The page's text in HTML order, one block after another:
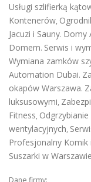
Usługi szlifierką
Kontenerów,
Jacuzi i Sauny. Domy
Domem. Serwis i
Wymiana zamków
Automation Dubai.
okapów Warszawa.
luksusowymi,
Fitness,
wentylacyjnych,
Profesjonalny Komik
Suszarki w Warszawie